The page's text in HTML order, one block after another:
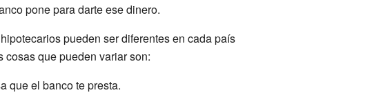
pone para darte ese dinero.
pueden ser diferentes en cada país
que pueden variar son:
que el banco te presta.